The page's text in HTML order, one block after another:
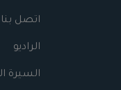
اتصل بنا
الراديو
السيرة